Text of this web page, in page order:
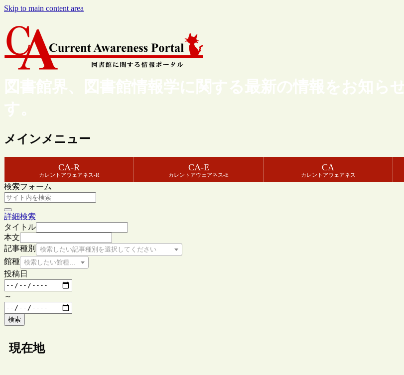
Skip to main content area
図書館界、図書館情報学に関する最新の情報をお知ら
す。
メインメニュー
CA-R
カレントアウェアネス-R
CA-E
カレントアウェアネス-E
CA
カレントアウェアネス
検索フォーム
詳細検索
タイトル
本文
記事種別
検索したい記事種別を選択してください
館種 検索したい館種を選択してください
投稿日
～
検索
現在地